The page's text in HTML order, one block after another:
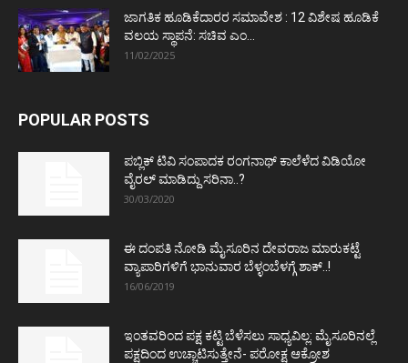
ಜಾಗತಿಕ ಹೂಡಿಕೆದಾರರ ಸಮಾವೇಶ : 12 ವಿಶೇಷ ಹೂಡಿಕೆ
ವಲಯ ಸ್ಥಾಪನೆ: ಸಚಿವ ಎಂ...
11/02/2025
POPULAR POSTS
ಪಬ್ಲಿಕ್ ಟಿವಿ ಸಂಪಾದಕ ರಂಗನಾಥ್ ಕಾಲೆಳೆದ ವಿಡಿಯೋ
ವೈರಲ್ ಮಾಡಿದ್ದು ಸರಿನಾ..?
30/03/2020
ಈ ದಂಪತಿ ನೋಡಿ ಮೈಸೂರಿನ ದೇವರಾಜ ಮಾರುಕಟ್ಟೆ
ವ್ಯಾಪಾರಿಗಳಿಗೆ ಭಾನುವಾರ ಬೆಳ್ಳಂಬೆಳಗ್ಗೆ ಶಾಕ್..!
16/06/2019
ಇಂತವರಿಂದ ಪಕ್ಷ ಕಟ್ಟಿ ಬೆಳೆಸಲು ಸಾಧ್ಯವಿಲ್ಲ: ಮೈಸೂರಿನಲ್ಲೆ
ಪಕ್ಷದಿಂದ ಉಚ್ಚಾಟಿಸುತ್ತೇನೆ- ಪರೋಕ್ಷ ಆಕ್ರೋಶ